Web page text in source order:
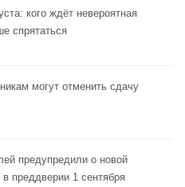
кого ждёт невероятная
спрятаться
могут отменить сдачу
предупредили о новой
преддверии 1 сентября